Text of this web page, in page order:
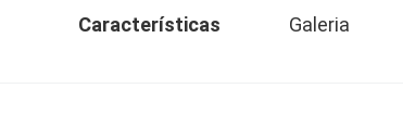
Características Galeria